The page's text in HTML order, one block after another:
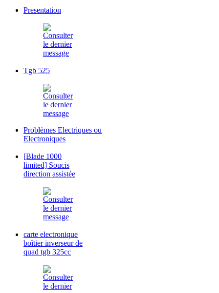
Presentation
Tgb 525
Problèmes Electriques ou
Electroniques
[Blade 1000
limited] Soucis
direction assistée
carte electronique
boîtier inverseur de
quad tgb 325cc